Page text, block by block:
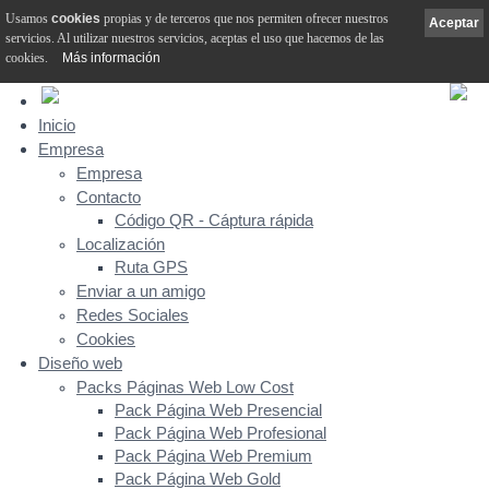
Inicio
Empresa
Empresa
Contacto
Código QR - Cáptura rápida
Localización
Ruta GPS
Enviar a un amigo
Redes Sociales
Cookies
Diseño web
Packs Páginas Web Low Cost
Pack Página Web Presencial
Pack Página Web Profesional
Pack Página Web Premium
Pack Página Web Gold
Aceptar
Usamos cookies propias y de terceros que nos permiten ofrecer nuestros
servicios. Al utilizar nuestros servicios, aceptas el uso que hacemos de las
cookies.
Más información